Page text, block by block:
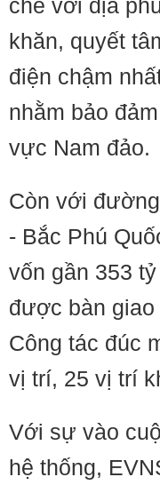
chẽ với địa
khăn, quyết
điện chậm
nhằm bảo
vực Nam đảo.
Còn với
- Bắc Phú
vốn gần 353
được bàn giao
Công tác đúc
vị trí, 25 vị trí
Với sự vào
hệ thống,